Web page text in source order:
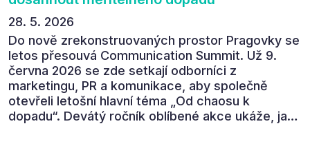
28. 5. 2026
Do nově zrekonstruovaných prostor Pragovky se
letos přesouvá Communication Summit. Už 9.
června 2026 se zde setkají odborníci z
marketingu, PR a komunikace, aby společně
otevřeli letošní hlavní téma „Od chaosu k
dopadu“. Devátý ročník oblíbené akce ukáže, jak